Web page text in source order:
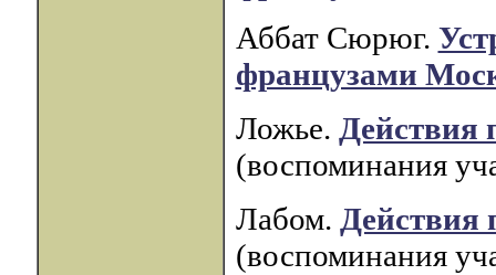
Аббат Сюрюг.
французами
Ложье. Действия
(воспоминания
Лабом. Действия
(воспоминания